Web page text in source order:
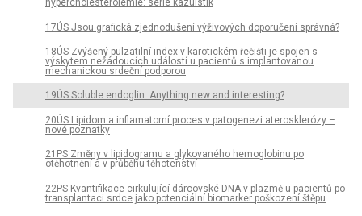
hypercholesterolemie: série kazuistik
17ÚS Jsou grafická zjednodušení výživových doporučení správná?
18ÚS Zvýšený pulzatilní index v karotickém řečišti je spojen s
výskytem nežádoucích událostí u pacientů s implantovanou
mechanickou srdeční podporou
19ÚS Soluble endoglin: Anything new and interesting?
20ÚS Lipidom a inflamatorní proces v patogenezi aterosklerózy –
nové poznatky
21PS Změny v lipidogramu a glykovaného hemoglobinu po
otěhotnění a v průběhu těhotenství
22PS Kvantifikace cirkulující dárcovské DNA v plazmě u pacientů po
transplantaci srdce jako potenciální biomarker poškození štěpu